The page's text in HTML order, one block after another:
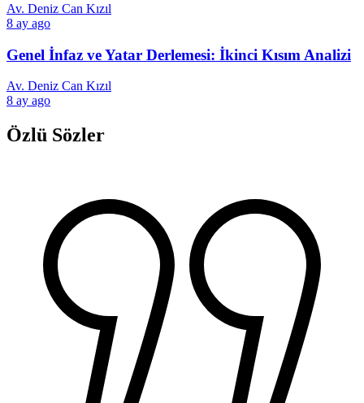
Av. Deniz Can Kızıl
8 ay ago
Genel İnfaz ve Yatar Derlemesi: İkinci Kısım Analizi
Av. Deniz Can Kızıl
8 ay ago
Özlü Sözler